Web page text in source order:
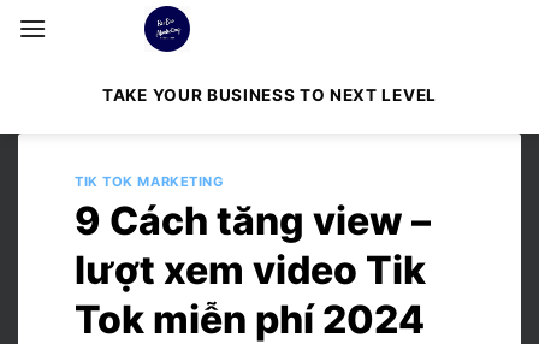
Bỏ
qua
TAKE YOUR BUSINESS TO NEXT LEVEL
TIK TOK MARKETING
9 Cách tăng view –
lượt xem video Tik
Tok miễn phí 2024